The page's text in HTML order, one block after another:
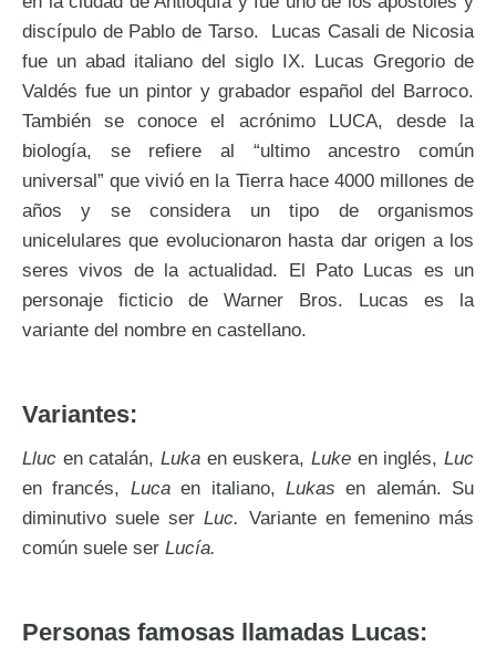
discípulo de Pablo de Tarso. Lucas Casali de Nicosia
fue un abad italiano del siglo IX. Lucas Gregorio de
Valdés fue un pintor y grabador español del Barroco.
También se conoce el acrónimo LUCA, desde la
biología, se refiere al “ultimo ancestro común
universal” que vivió en la Tierra hace 4000 millones de
años y se considera un tipo de organismos
unicelulares que evolucionaron hasta dar origen a los
seres vivos de la actualidad. El Pato Lucas es un
personaje ficticio de Warner Bros. Lucas es la
variante del nombre en castellano.
Variantes:
Lluc en catalán, Luka en euskera, Luke en inglés, Luc
en francés, Lucaen italiano, Lukas en alemán. Su
diminutivo suele serLuc. Variante en femenino más
común suele ser Lucía.
Personas famosas llamadas Lucas: